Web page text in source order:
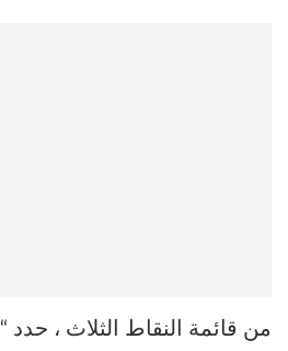
من قائمة النقاط الثلاث ، حدد “